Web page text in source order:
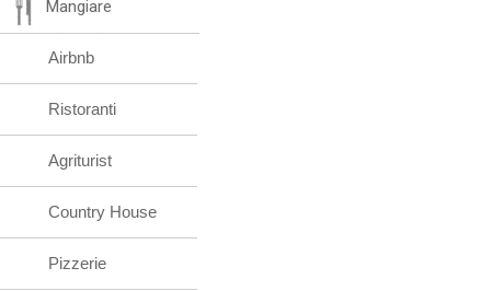
Mangiare
Airbnb
Ristoranti
Agriturist
Country House
Pizzerie